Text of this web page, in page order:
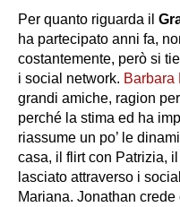
Per quanto riguarda il
ha partecipato anni fa,
costantemente, però si
i social network. Barbara
grandi amiche, ragion
perché la stima ed ha
riassume un po’ le
casa, il flirt con Patrizia,
lasciato attraverso i
Mariana. Jonathan